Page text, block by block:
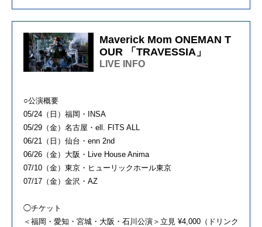
Maverick Mom ONEMAN T
OUR 「TRAVESSIA」
LIVE INFO
○公演概要
05/24（日）福岡・INSA
05/29（金）名古屋・ell. FITS ALL
06/21（日）仙台・enn 2nd
06/26（金）大阪・Live House Anima
07/10（金）東京・ヒューリックホール東京
07/17（金）金沢・AZ
◯チケット
＜福岡・愛知・宮城・⼤阪・⽯川公演＞⽴⾒ ¥4,000（ドリンク